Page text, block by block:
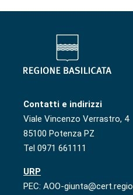
Contatti e indirizzi
Viale Vincenzo Verrastro, 4
85100 Potenza PZ
Tel 0971 661111
URP
PEC: AOO-